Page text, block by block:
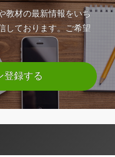
教材の最新情報をいち
しております。ご希望
登録する